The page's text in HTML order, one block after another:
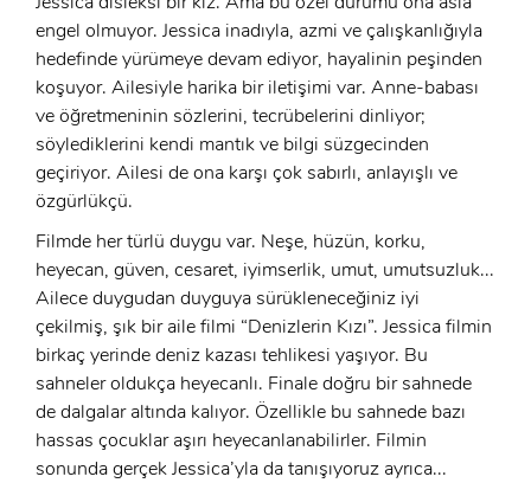
E-Posta:
Şifre:
GIRIŞ
E-Posta:
Şifre:
ÜYE OL
GIRIŞ
engel olmuyor. Jessica inadıyla, azmi ve çalışkanlığıyla
hedefinde yürümeye devam ediyor, hayalinin peşinden
koşuyor. Ailesiyle harika bir iletişimi var. Anne-babası
ve öğretmeninin sözlerini, tecrübelerini dinliyor;
söylediklerini kendi mantık ve bilgi süzgecinden
geçiriyor. Ailesi de ona karşı çok sabırlı, anlayışlı ve
özgürlükçü.
Filmde her türlü duygu var. Neşe, hüzün, korku,
heyecan, güven, cesaret, iyimserlik, umut, umutsuzluk...
Ailece duygudan duyguya sürükleneceğiniz iyi
çekilmiş, şık bir aile filmi “Denizlerin Kızı”. Jessica filmin
birkaç yerinde deniz kazası tehlikesi yaşıyor. Bu
sahneler oldukça heyecanlı. Finale doğru bir sahnede
de dalgalar altında kalıyor. Özellikle bu sahnede bazı
hassas çocuklar aşırı heyecanlanabilirler. Filmin
sonunda gerçek Jessica’yla da tanışıyoruz ayrıca...